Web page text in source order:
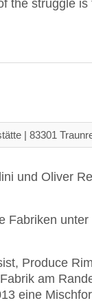
the struggle is
| 83301
und Oliver
Fabriken unter
Produce
am
eine